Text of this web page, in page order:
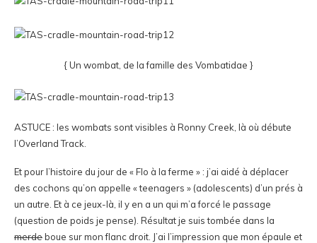
{ Un wombat, de la famille des Vombatidae }
ASTUCE : les wombats sont visibles à Ronny Creek, là où débute
l’Overland Track.
Et pour l’histoire du jour de « Flo à la ferme » : j’ai aidé à déplacer
des cochons qu’on appelle « teenagers » (adolescents) d’un prés à
un autre. Et à ce jeux-là, il y en a un qui m’a forcé le passage
(question de poids je pense). Résultat je suis tombée dans la
merdeboue sur mon flanc droit. J’ai l’impression que mon épaule et